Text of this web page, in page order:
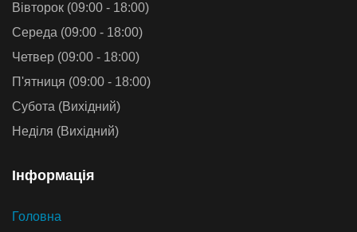
Вівторок (09:00 - 18:00)
Середа (09:00 - 18:00)
Четвер (09:00 - 18:00)
П'ятниця (09:00 - 18:00)
Субота (Вихідний)
Неділя (Вихідний)
Iнформацiя
Головна